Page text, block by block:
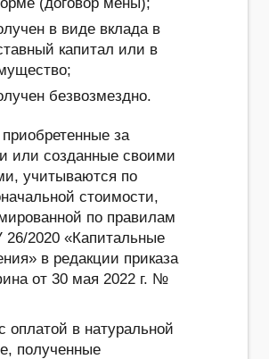
в виде вклада в
капитал или в
безвозмездно.
за
или созданные своими
учитываются по
стоимости,
по правилам
2020 «Капитальные
в редакции приказа
от 30 мая 2022 г. №
оплатой в натуральной
полученные